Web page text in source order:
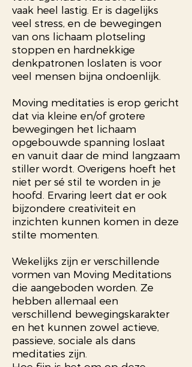
vaak heel lastig. Er is dagelijks
veel stress, en de bewegingen
van ons lichaam plotseling
stoppen en hardnekkige
denkpatronen loslaten is voor
veel mensen bijna ondoenlijk.
Moving meditaties is erop gericht
dat via kleine en/of grotere
bewegingen het lichaam
opgebouwde spanning loslaat
en vanuit daar de mind langzaam
stiller wordt. Overigens hoeft het
niet per sé stil te worden in je
hoofd. Ervaring leert dat er ook
bijzondere creativiteit en
inzichten kunnen komen in deze
stilte momenten.
Wekelijks zijn er verschillende
vormen van Moving Meditations
die aangeboden worden. Ze
hebben allemaal een
verschillend bewegingskarakter
en het kunnen zowel actieve,
passieve, sociale als dans
meditaties zijn.